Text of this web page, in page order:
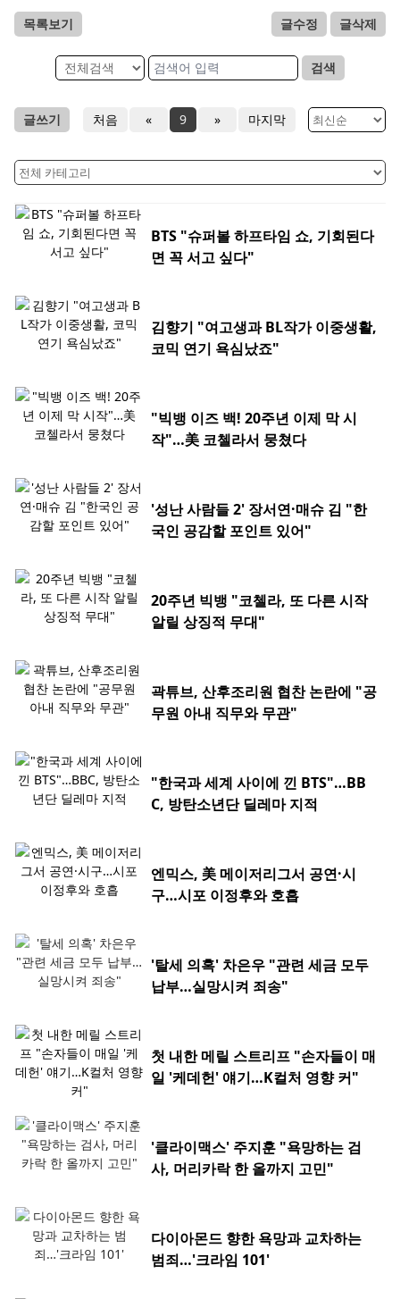
목록보기 글수정 글삭제
검색
글쓰기 처음 « 9 » 마지막
BTS "슈퍼볼 하프타임 쇼, 기회된다
면 꼭 서고 싶다"
김향기 "여고생과 BL작가 이중생활,
코믹 연기 욕심났죠"
"빅뱅 이즈 백! 20주년 이제 막 시
작"…美 코첼라서 뭉쳤다
'성난 사람들 2' 장서연·매슈 김 "한
국인 공감할 포인트 있어"
20주년 빅뱅 "코첼라, 또 다른 시작
알릴 상징적 무대"
곽튜브, 산후조리원 협찬 논란에 "공
무원 아내 직무와 무관"
"한국과 세계 사이에 낀 BTS"…BB
C, 방탄소년단 딜레마 지적
엔믹스, 美 메이저리그서 공연·시
구…시포 이정후와 호흡
'탈세 의혹' 차은우 "관련 세금 모두
납부…실망시켜 죄송"
첫 내한 메릴 스트리프 "손자들이 매
일 '케데헌' 얘기…K컬처 영향 커"
'클라이맥스' 주지훈 "욕망하는 검
사, 머리카락 한 올까지 고민"
다이아몬드 향한 욕망과 교차하는
범죄…'크라임 101'